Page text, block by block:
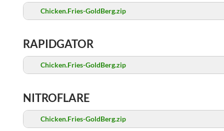
Chicken.Fries-GoldBerg.zip
RAPIDGATOR
Chicken.Fries-GoldBerg.zip
NITROFLARE
Chicken.Fries-GoldBerg.zip